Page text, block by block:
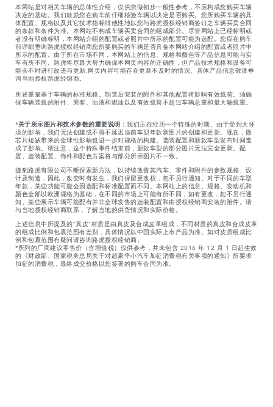
本网站是对相关车辆的总体性介绍，仅供您做初步一般性参考，不应构成您购买车辆
决定的基础。我们鼓励您在购车前仔细核验车辆以决定是否购买。您所购买车辆的具
体配置、规格以及其它技术指标排他性地以您与路虎授权经销商签订之车辆买卖合同
的条款和条件为准。本网站不构成车辆买卖合同的组成部分。尽管网站上已经标明或
者没有明确标明，本网站介绍的配置或者照片中所示的配置可能为选配。您应在购车
前详细垂询路虎授权经销商您所要购买的车辆是否具备本网站介绍的配置或者照片中
所示的配置。由于所在市场不同，本网站上的信息、规格和颜色等产品信息可能与实
车有所不同。路虎将尽最大努力确保本网页内容的正确性，但产品技术规格和设备可
能会不时进行改进与更新,网页内容可能存在更新不及时的情况。具体产品信息敬请垂
询当地授权路虎经销商。
所述重量基于车辆的标准规格。制造后安装的附件和其他配置将影响有效载荷。须确
保车辆装载的附件、乘客、油液和燃油以及有效载荷不超过车辆总重和最大轴载重。
*关于所示图片和技术参数的重要说明： 我们正在经历一个特殊的时期。由于受到大环
境的影响，我们无法创建或不得不延迟当前车型年款新图片的创建和更新。现在，微
芯片短缺带来的全球性影响也进一步对规格的构建、选装配置和新款车型发布时间造
成了影响。请注意，这个特殊事件结束前，新款车型的部分图片无法完全更新。配
置、选装配置、饰件和配色方案将与部分所示图片不一致。
捷豹路虎有限公司不断探索新方法，以持续改善其汽车、零件和附件的参数规格、设
计及制造，因此，改变时有发生，我们保留更改权，恕不另行通知。对于不同的车型
年款，某些功能可能会因选配和标准配置而不同。本网站上的信息、规格、发动机和
颜色全部以欧洲规格为基础，在不同的市场上可能有所不同，如有更改，恕不另行通
知。某些展示车辆可能配有并非全球发售的选装配置和由授权经销商安装的附件。请
与当地授权经销商联系，了解当地的供货情况和实际价格。
上述信息中所提及的“真皮”材质是由真皮及合成皮革组成，不同材质的真皮和合成皮革
的组成比例和包裹范围有差别，具体情况以中国实际上市产品为准。如对皮质组成比
例和包裹范围有疑问请咨询路虎授权经销商。
*所列的厂商建议零售价（含增值税）仅供参考，并未包含 2016 年 12 月 1 日起生效
的《财政部、国家税务总局关于对超豪华小汽车加征消费税有关事项的通知》所要求
加征的消费税，最终成交价格以您签署的购车合同为准。